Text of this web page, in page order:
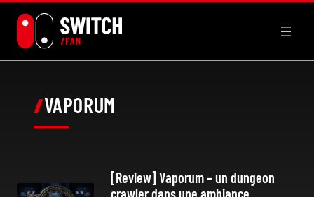
contenu
VAPORUM
[Review] Vaporum – un dungeon
crawler dans une ambiance